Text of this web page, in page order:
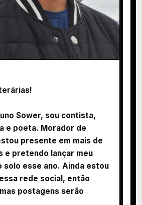
Sower, sou contista,
e poeta. Morador de
presente em mais de
e pretendo lançar meu
solo esse ano. Ainda estou
rede social, então
postagens serão